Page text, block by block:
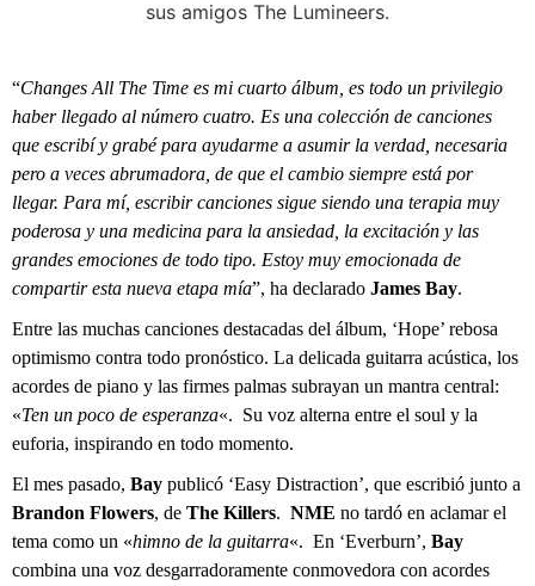
“Changes All The Time es mi cuarto álbum, es todo un privilegio
haber llegado al número cuatro. Es una colección de canciones
que escribí y grabé para ayudarme a asumir la verdad, necesaria
pero a veces abrumadora, de que el cambio siempre está por
llegar. Para mí, escribir canciones sigue siendo una terapia muy
poderosa y una medicina para la ansiedad, la excitación y las
grandes emociones de todo tipo. Estoy muy emocionada de
compartir esta nueva etapa mía”, ha declarado James Bay.
Entre las muchas canciones destacadas del álbum, ‘Hope’ rebosa
optimismo contra todo pronóstico. La delicada guitarra acústica, los
acordes de piano y las firmes palmas subrayan un mantra central:
«Ten un poco de esperanza«. Su voz alterna entre el soul y la
euforia, inspirando en todo momento.
El mes pasado, Bay publicó ‘Easy Distraction’, que escribió junto a
Brandon Flowers, de The Killers. NME no tardó en aclamar el
tema como un «himno de la guitarra«. En ‘Everburn’, Bay
combina una voz desgarradoramente conmovedora con acordes